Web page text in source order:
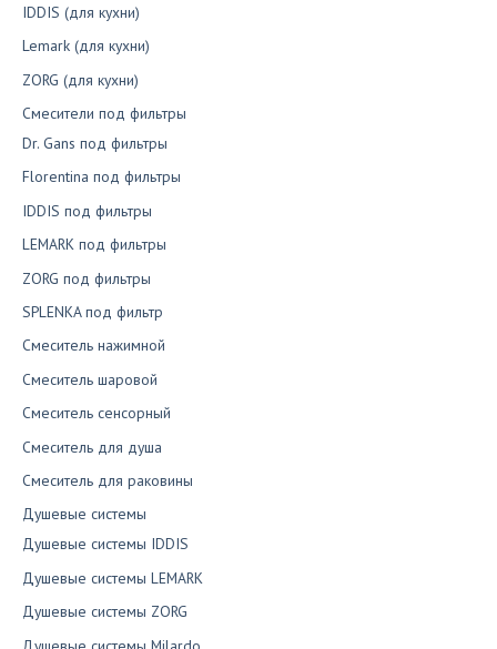
IDDIS (для кухни)
Lemark (для кухни)
ZORG (для кухни)
Смесители под фильтры
Dr. Gans под фильтры
Florentina под фильтры
IDDIS под фильтры
LEMARK под фильтры
ZORG под фильтры
SPLENKA под фильтр
Смеситель нажимной
Смеситель шаровой
Смеситель сенсорный
Смеситель для душа
Смеситель для раковины
Душевые системы
Душевые системы IDDIS
Душевые системы LEMARK
Душевые системы ZORG